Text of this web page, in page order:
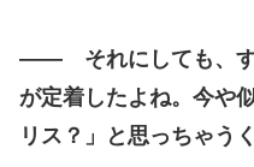
—— それにしても、す
が定着したよね。今や
リス？」と思っちゃう